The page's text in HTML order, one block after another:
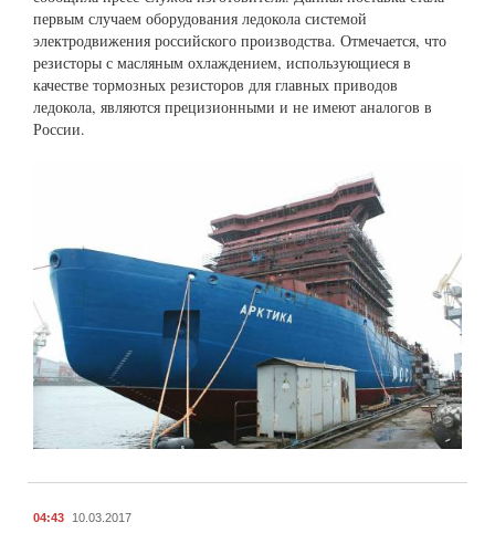
первым случаем оборудования ледокола системой
электродвижения российского производства. Отмечается, что
резисторы с масляным охлаждением, использующиеся в
качестве тормозных резисторов для главных приводов
ледокола, являются прецизионными и не имеют аналогов в
России.
04:43 10.03.2017